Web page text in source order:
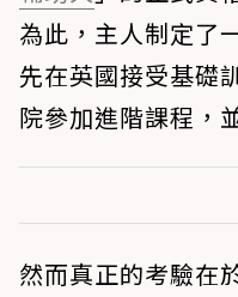
為此，主人制定了
先在英國接受基礎
院參加進階課程，
然而真正的考驗在